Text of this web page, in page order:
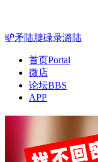
驴矛陆脻碌录潞陆
首页Portal
微店
论坛BBS
APP